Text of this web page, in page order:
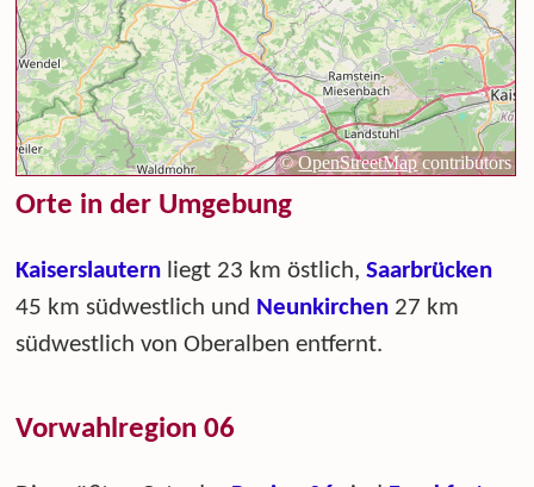
Orte in der Umgebung
Kaiserslautern liegt 23 km östlich,Saarbrücken
45 km südwestlich und Neunkirchen 27 km
südwestlich von Oberalben entfernt.
Vorwahlregion 06